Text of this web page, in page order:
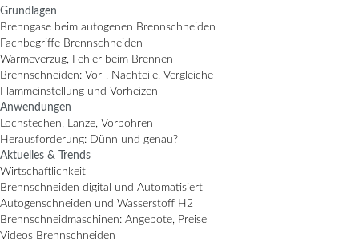
Grundlagen
Brenngase beim autogenen Brennschneiden
Fachbegriffe Brennschneiden
Wärmeverzug, Fehler beim Brennen
Brennschneiden: Vor-, Nachteile, Vergleiche
Flammeinstellung und Vorheizen
Anwendungen
Lochstechen, Lanze, Vorbohren
Herausforderung: Dünn und genau?
Aktuelles & Trends
Wirtschaftlichkeit
Brennschneiden digital und Automatisiert
Autogenschneiden und Wasserstoff H2
Brennschneidmaschinen: Angebote, Preise
Videos Brennschneiden